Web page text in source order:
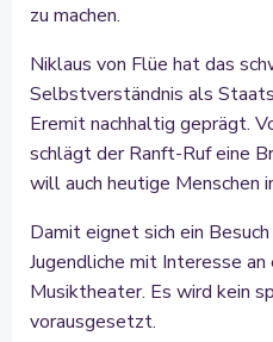
zu machen.
Niklaus von Flüe hat das
Selbstverständnis als
Eremit nachhaltig geprägt.
schlägt der Ranft-Ruf eine
will auch heutige Menschen
Damit eignet sich ein
Jugendliche mit Interesse
Musiktheater. Es wird kein
vorausgesetzt.